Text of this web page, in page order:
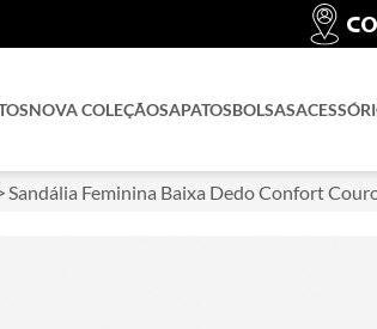
NOVA COLEÇÃOSAPATOSBOLSAS
Sandália Feminina Baixa Dedo Confort